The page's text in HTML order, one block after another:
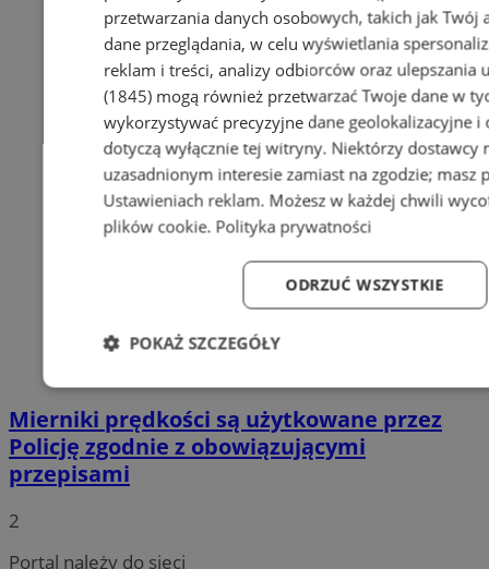
Mierniki prędkości są użytkowane przez
Policję zgodnie z obowiązującymi
przepisami
2
Portal należy do sieci
przetwarzania danych osobowych, takich jak
dane przeglądania, w celu wyświetlania
reklam i treści, analizy odbiorców oraz ulepszania
(1845)mogą również przetwarzać Twoje dane w
wykorzystywać precyzyjne dane geolokalizacyjne
dotyczą wyłącznie tej witryny. Niektórzy dostawcy
uzasadnionym interesie zamiast na zgodzie; masz
Ustawieniach reklam. Możesz w każdej chwili
plików cookie. Polityka prywatności
ODRZUĆ WSZYSTKIE
POKAŻ SZCZEGÓŁY
Niezbędne Wydajność Targetowanie